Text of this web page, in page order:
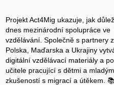
Projekt Act4Mig ukazuje, jak
dnes mezinárodní spolupráce ve
vzdělávání. Společně s partnery z
Polska, Maďarska a Ukrajiny
digitální vzdělávací materiály a
učitele pracující s dětmi a
zkušeností s migrací a útěkem.